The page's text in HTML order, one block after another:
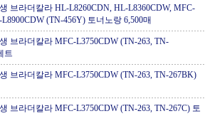
브라더칼라 HL-L8260CDN, HL-L8360CDW, MFC-
(TN-456Y) 토너노랑 6,500매
브라더칼라 MFC-L3750CDW (TN-263, TN-
트
브라더칼라 MFC-L3750CDW (TN-263, TN-267BK)
브라더칼라 MFC-L3750CDW (TN-263, TN-267C) 토